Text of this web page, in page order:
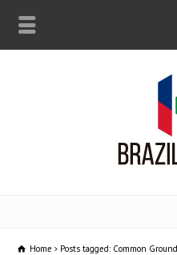
Home Posts tagged: Common Ground